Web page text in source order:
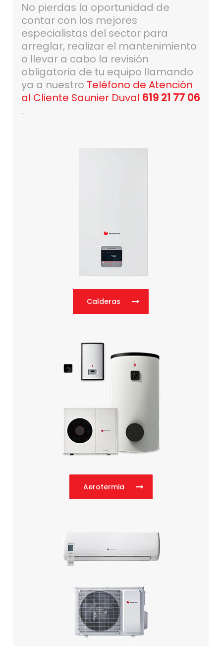
No pierdas la oportunidad de
contar con los mejores
especialistas del sector para
arreglar, realizar el mantenimiento
o llevar a cabo la revisión
obligatoria de tu equipo llamando
ya a nuestro Teléfono de Atención
al Cliente Saunier Duval 619 21 77 06
.
Calderas
Aerotermia